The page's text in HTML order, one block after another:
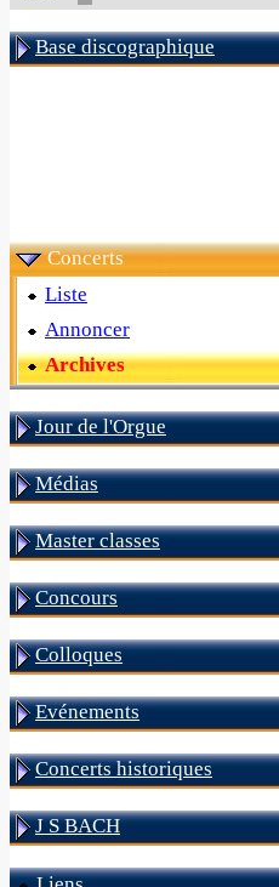
Base discographique
Concerts
Liste
Annoncer
Archives
Jour de l'Orgue
Médias
Master classes
Concours
Colloques
Evénements
Concerts historiques
J S BACH